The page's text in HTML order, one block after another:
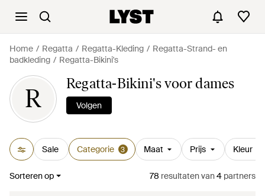
Home Regatta Regatta-Kleding
Regatta-Strand- en
badkleding
Regatta-Bikini's
R
Regatta-Bikini's voor dames
Volgen
Sale Categorie 3 Maat Prijs Kleur
Sorteren op 78 resultatenvan4 partners